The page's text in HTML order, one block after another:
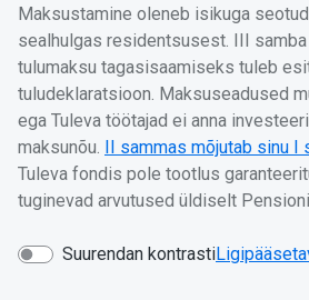
Maksustamine oleneb isikuga
sealhulgas residentsusest. III
tulumaksu tagasisaamiseks tuleb
tuludeklaratsioon. Maksuseadused
ega Tuleva töötajad ei anna
maksunõu.
II sammas mõjutab sinu I
Tuleva fondis pole tootlus
tuginevad arvutused üldiselt
Suurendan kontrasti